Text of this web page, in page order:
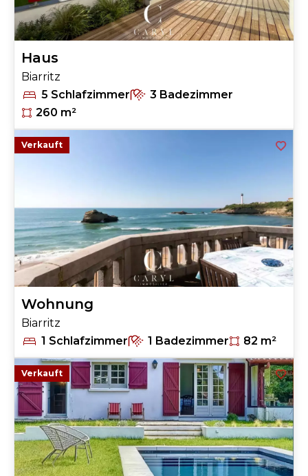
Haus
Biarritz
5 Schlafzimmer
3 Badezimmer
260 m²
Verkauft
Wohnung
Biarritz
1 Schlafzimmer
1 Badezimmer 82 m²
Verkauft